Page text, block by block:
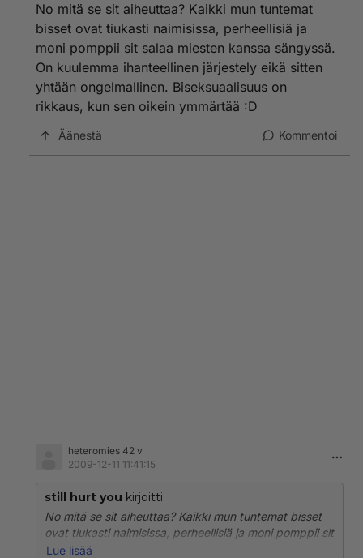
No mitä se sit aiheuttaa? Kaikki mun tuntemat
bisset ovat tiukasti naimisissa, perheellisiä ja
moni pomppii sit salaa miesten kanssa sängyssä.
On kuulemma ihanteellinen järjestely eikä sitten
yhtään ongelmallinen. Biseksuaalisuus on
rikkaus, kun sen oikein ymmärtää :D
Äänestä Kommentoi
heteromies 42 v
2009-12-11 11:41:15
still hurt you kirjoitti:
No mitä se sit aiheuttaa? Kaikki mun tuntemat bisset
ovat tiukasti naimisissa, perheellisiä ja moni pomppii sit
salaa miesten kanssa sängyssä. On kuulemma
Lue lisää